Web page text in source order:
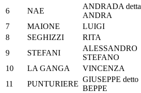
6
NAE
ANDRADA detta
ANDRA
7
MAIONE LUIGI
8
SEGHIZZI RITA
9
STEFANI
ALESSANDRO
STEFANO
10
LA GANGA VINCENZA
11
PUNTURIERE
GIUSEPPE detto
BEPPE